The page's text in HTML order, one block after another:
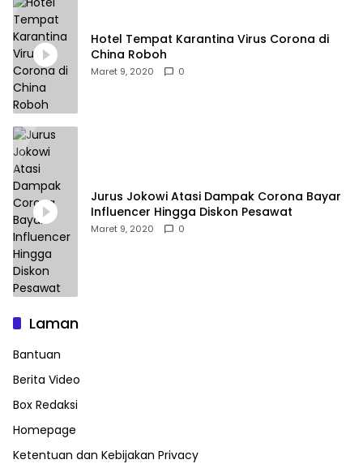
Hotel Tempat Karantina Virus Corona di
China Roboh
Maret 9, 2020 0
Jurus Jokowi Atasi Dampak Corona Bayar
Influencer Hingga Diskon Pesawat
Maret 9, 2020 0
Laman
Bantuan
Berita Video
Box Redaksi
Homepage
Ketentuan dan Kebijakan Privacy